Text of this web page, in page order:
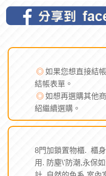
◎如果您想直接結
結帳表單。
◎如想再選購其他
紹繼續選購。
8門加鎖置物櫃. 櫃
用. 防塵\'防潮,永保